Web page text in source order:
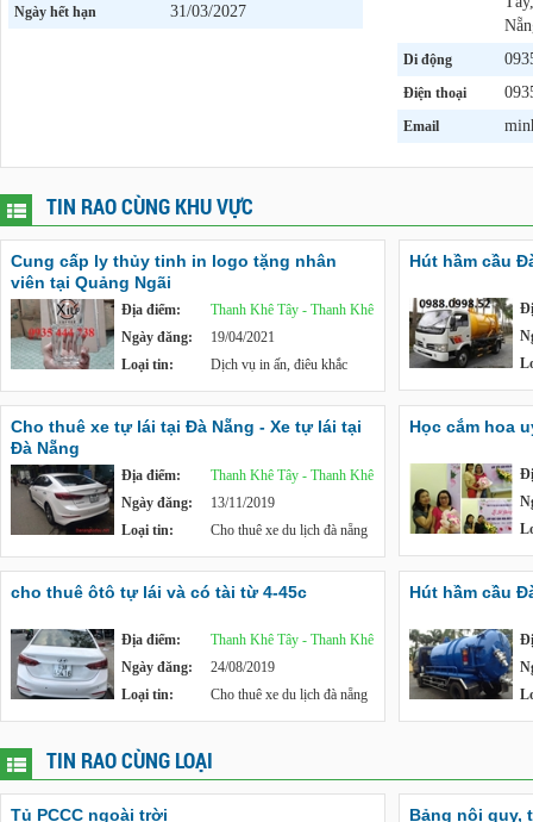
Ngày hết hạn 31/03/2027
Di động
Điện thoại
Email
TIN RAO CÙNG KHU VỰC
Cung cấp ly thủy tinh in logo tặng nhân
viên tại Quảng Ngãi
Địa điểm:
Thanh Khê Tây - Thanh Khê
Ngày đăng:
19/04/2021
Loại tin:
Dịch vụ in ấn, điêu khắc
Hút hầm cầu
Cho thuê xe tự lái tại Đà Nẵng - Xe tự lái tại
Đà Nẵng
Địa điểm:
Thanh Khê Tây - Thanh Khê
Ngày đăng:
13/11/2019
Loại tin:
Cho thuê xe du lịch đà nẵng
Học cắm hoa
cho thuê ôtô tự lái và có tài từ 4-45c
Địa điểm:
Thanh Khê Tây - Thanh Khê
Ngày đăng:
24/08/2019
Loại tin:
Cho thuê xe du lịch đà nẵng
Hút hầm cầu
TIN RAO CÙNG LOẠI
Tủ PCCC ngoài trời
Bảng nội quy,